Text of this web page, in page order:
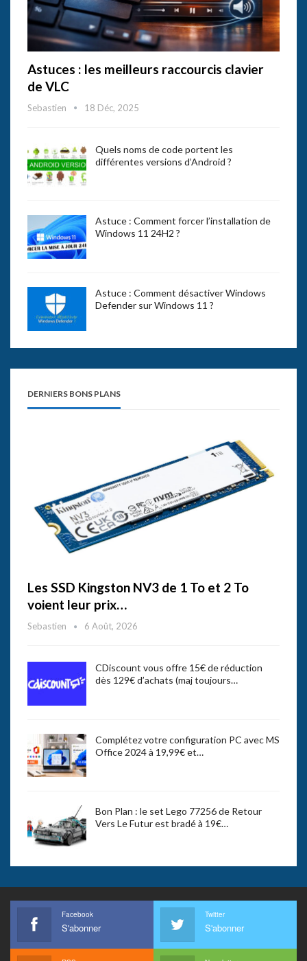
Astuces : les meilleurs raccourcis clavier
de VLC
Sebastien 18 Déc, 2025
Quels noms de code portent les
différentes versions d’Android ?
Astuce : Comment forcer l’installation de
Windows 11 24H2 ?
Astuce : Comment désactiver Windows
Defender sur Windows 11 ?
DERNIERS BONS PLANS
Les SSD Kingston NV3 de 1 To et 2 To
voient leur prix…
Sebastien 6 Août, 2026
CDiscount vous offre 15€ de réduction
dès 129€ d’achats (maj toujours…
Complétez votre configuration PC avec MS
Office 2024 à 19,99€ et…
Bon Plan : le set Lego 77256 de Retour
Vers Le Futur est bradé à 19€…
Facebook
S'abonner
Twitter
S'abonner